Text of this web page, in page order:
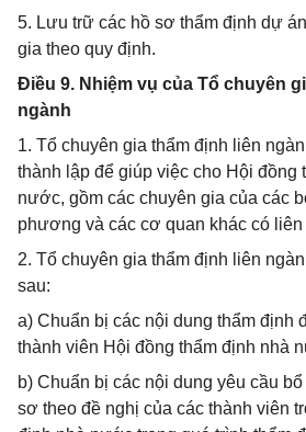
5. Lưu trữ các hồ sơ thẩm định dự
gia theo quy định.
Điều 9. Nhiệm vụ của Tổ chuyên
ngành
1. Tổ chuyên gia thẩm định liên
thành lập để giúp việc cho Hội đồng
nước, gồm các chuyên gia của các
phương và các cơ quan khác có liên
2. Tổ chuyên gia thẩm định liên
sau:
a) Chuẩn bị các nội dung thẩm định
thành viên Hội đồng thẩm định nhà
b) Chuẩn bị các nội dung yêu cầu
sơ theo đề nghị của các thành viên